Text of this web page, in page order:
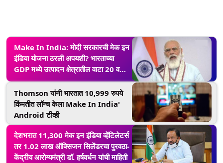
Make In India: मोदी सरकारची मेक इन
इंडिया योजना ठरली अपयशी? भारताच्या
GDP मध्ये उत्पादन क्षेत्रातील वाटा 20 वर्षांत
सर्वात कमी
Thomson यांनी भारतात 10,999 रुपये
किंमतीत लॉन्च केला Make In India'
Android टीव्ही
देशभरात 11,300 मेक इन इंडिया व्हेंटिलेटर्स
तर 1.02 लाख ऑक्सिजन सिलेंडरचा पुरवठा-
केंद्रीय आरोग्यमंत्री डॉ. हर्षवर्धन यांची माहिती